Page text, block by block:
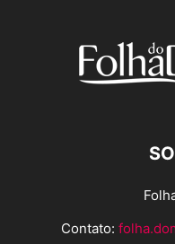
Contato: